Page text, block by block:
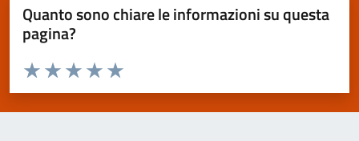
Quanto sono chiare le informazioni su questa
pagina?
Valuta da 1 a 5 stelle la pagina
Valuta 5 stelle su 5
Valuta 4 stelle su 5
Valuta 3 stelle su 5
Valuta 2 stelle su 5
Valuta 1 stelle su 5